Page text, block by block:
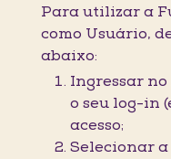
Para utilizar a
como Usuário,
abaixo:
Ingressar
o seu log-in
acesso;
Selecionar a